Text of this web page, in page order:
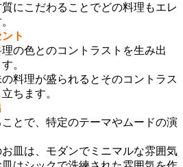
にこだわることでどの料理もエレ
ト
の色とのコントラストを生み出
。
料理が盛られるとそのコントラス
ちます。
とで、特定のテーマやムードの演
皿は、モダンでミニマルな雰囲気